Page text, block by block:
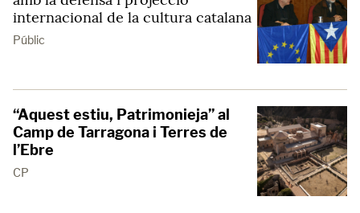
internacional de la cultura catalana
Públic
“Aquest estiu, Patrimonieja” al
Camp de Tarragona i Terres de
l’Ebre
CP